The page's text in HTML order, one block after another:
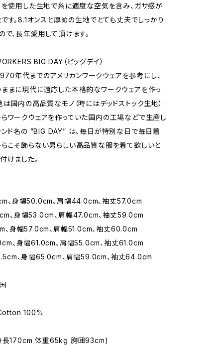
を使用した生地で糸に適度な空気を含み、ガサ感が
す。8.1オンスと厚めの生地でとても丈夫でしっかり
で、長年愛用して頂けます。
BIG DAY（ビッグデイ）
年代までのアメリカンワークウェアを参考にし、
まに現代に適応した本格的なワークウェアを作っ
は国内の高品質なモノ（時にはデッドストック生地）
ワークウェアを作っていた国内の工場などで生産し
ンド名の ”BIG DAY” は、毎日が特別な日で毎日着
こそ飾らない男らしい高品質な服を着て欲しいと
けました。
、身幅50.0cm、肩幅44.0cm、袖丈57.0cm
、身幅53.0cm、肩幅47.0cm、袖丈59.0cm
、身幅57.0cm、肩幅51.0cm、袖丈60.0cm
、身幅61.0cm、肩幅55.0cm、袖丈61.0cm
、身幅65.0cm、肩幅59.0cm、袖丈64.0cm
100%
長170cm 体重65kg 胸囲93cm)